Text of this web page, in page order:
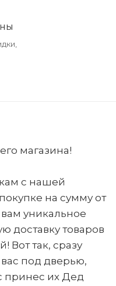
магазина!
с нашей
на сумму от
уникальное
доставку товаров
Вот так, сразу
под дверью,
принес их Дед